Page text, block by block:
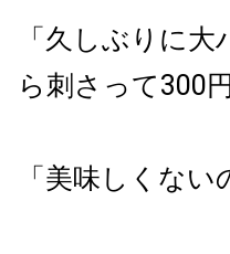
「久しぶりに
ら刺さって300円
「美味しくな